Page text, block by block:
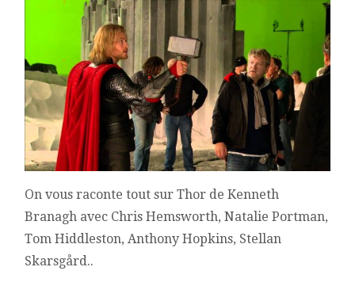
On vous raconte tout sur Thor de Kenneth
Branagh avec Chris Hemsworth, Natalie Portman,
Tom Hiddleston, Anthony Hopkins, Stellan
Skarsgård..